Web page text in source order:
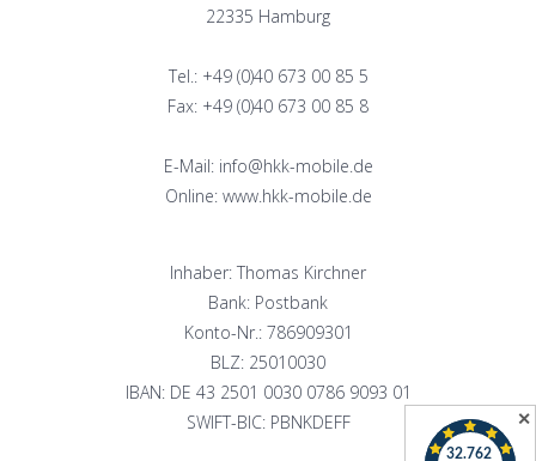
22335 Hamburg
Tel.: +49 (0)40 673 00 85 5
Fax: +49 (0)40 673 00 85 8
E-Mail: info@hkk-mobile.de
Online: www.hkk-mobile.de
Inhaber: Thomas Kirchner
Bank: Postbank
Konto-Nr.: 786909301
BLZ: 25010030
IBAN: DE 43 2501 0030 0786 9093 01
SWIFT-BIC: PBNKDEFF
✕